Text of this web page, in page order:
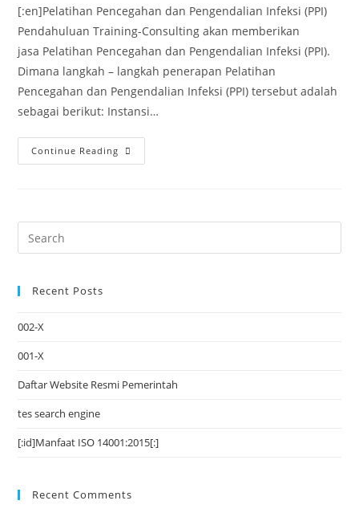
[:en]Pelatihan Pencegahan dan Pengendalian Infeksi (PPI)
Pendahuluan Training-Consulting akan memberikan
jasa Pelatihan Pencegahan dan Pengendalian Infeksi (PPI).
Dimana langkah – langkah penerapan Pelatihan
Pencegahan dan Pengendalian Infeksi (PPI) tersebut adalah
sebagai berikut: Instansi…
Continue Reading
Recent Posts
002-X
001-X
Daftar Website Resmi Pemerintah
tes search engine
[:id]Manfaat ISO 14001:2015[:]
Recent Comments